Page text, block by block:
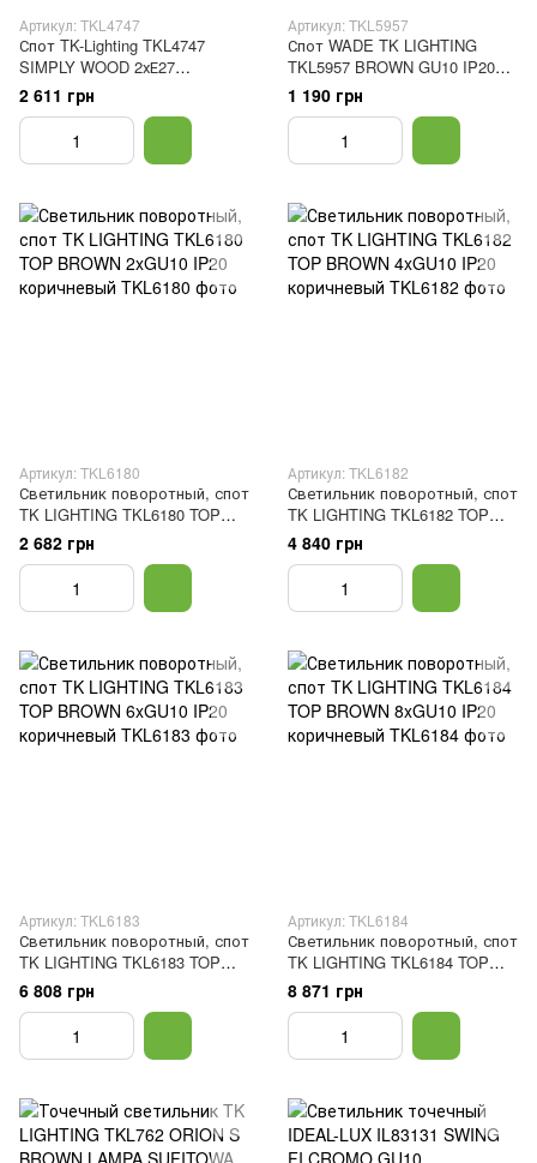
Артикул: TKL4747
Спот TK-Lighting TKL4747
SIMPLY WOOD 2хЕ27
коричневый, белый
2 611 грн
Артикул: TKL5957
Спот WADE TK LIGHTING
TKL5957 BROWN GU10 IP20
коричневый
1 190 грн
Артикул: TKL6180
Светильник поворотный, спот
TK LIGHTING TKL6180 TOP
BROWN 2xGU10 IP20
коричневый
2 682 грн
Артикул: TKL6182
Светильник поворотный, спот
TK LIGHTING TKL6182 TOP
BROWN 4xGU10 IP20
коричневый
4 840 грн
Артикул: TKL6183
Светильник поворотный, спот
TK LIGHTING TKL6183 TOP
BROWN 6xGU10 IP20
коричневый
6 808 грн
Артикул: TKL6184
Светильник поворотный, спот
TK LIGHTING TKL6184 TOP
BROWN 8xGU10 IP20
коричневый
8 871 грн